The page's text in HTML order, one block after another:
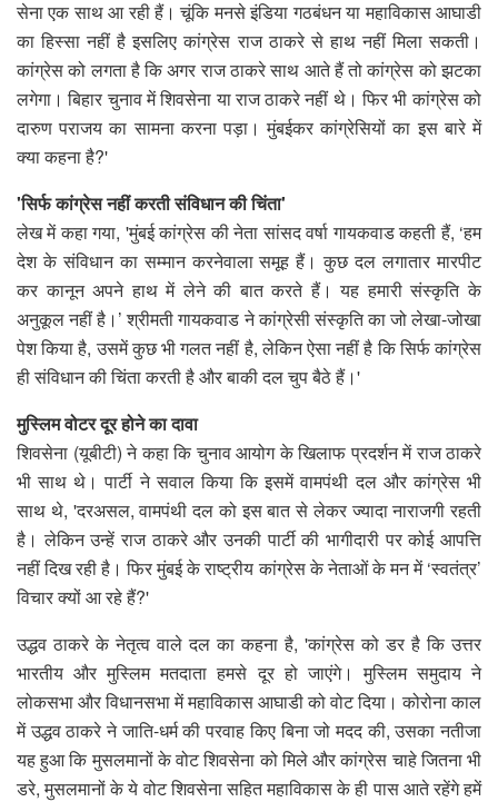
सेना एक साथ आ रही हैं। चूंकि मनसे इंडिया गठबंधन या महाविकास आघाडी
का हिस्सा नहीं है इसलिए कांग्रेस राज ठाकरे से हाथ नहीं मिला सकती।
कांग्रेस को लगता है कि अगर राज ठाकरे साथ आते हैं तो कांग्रेस को झटका
लगेगा। बिहार चुनाव में शिवसेना या राज ठाकरे नहीं थे। फिर भी कांग्रेस को
दारुण पराजय का सामना करना पड़ा। मुंबईकर कांग्रेसियों का इस बारे में
क्या कहना है?'
'सिर्फ कांग्रेस नहीं करती संविधान की चिंता'
लेख में कहा गया, 'मुंबई कांग्रेस की नेता सांसद वर्षा गायकवाड कहती हैं, ‘हम
देश के संविधान का सम्मान करनेवाला समूह हैं। कुछ दल लगातार मारपीट
कर कानून अपने हाथ में लेने की बात करते हैं। यह हमारी संस्कृति के
अनुकूल नहीं है।’ श्रीमती गायकवाड ने कांग्रेसी संस्कृति का जो लेखा-जोखा
पेश किया है, उसमें कुछ भी गलत नहीं है, लेकिन ऐसा नहीं है कि सिर्फ कांग्रेस
ही संविधान की चिंता करती है और बाकी दल चुप बैठे हैं।'
मुस्लिम वोटर दूर होने का दावा
शिवसेना (यूबीटी) ने कहा कि चुनाव आयोग के खिलाफ प्रदर्शन में राज ठाकरे
भी साथ थे। पार्टी ने सवाल किया कि इसमें वामपंथी दल और कांग्रेस भी
साथ थे, 'दरअसल, वामपंथी दल को इस बात से लेकर ज्यादा नाराजगी रहती
है। लेकिन उन्हें राज ठाकरे और उनकी पार्टी की भागीदारी पर कोई आपत्ति
नहीं दिख रही है। फिर मुंबई के राष्ट्रीय कांग्रेस के नेताओं के मन में ‘स्वतंत्र’
विचार क्यों आ रहे हैं?'
उद्धव ठाकरे के नेतृत्व वाले दल का कहना है, 'कांग्रेस को डर है कि उत्तर
भारतीय और मुस्लिम मतदाता हमसे दूर हो जाएंगे। मुस्लिम समुदाय ने
लोकसभा और विधानसभा में महाविकास आघाडी को वोट दिया। कोरोना काल
में उद्धव ठाकरे ने जाति-धर्म की परवाह किए बिना जो मदद की, उसका नतीजा
यह हुआ कि मुसलमानों के वोट शिवसेना को मिले और कांग्रेस चाहे जितना भी
डरे, मुसलमानों के ये वोट शिवसेना सहित महाविकास के ही पास आते रहेंगे हमें